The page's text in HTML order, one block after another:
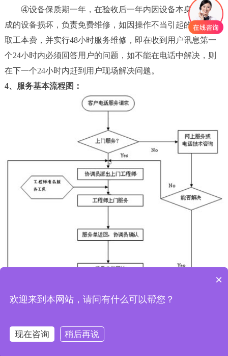
例
客
户
中
心
我
们
④设备保质期一年，在验收后一年内因设备本身质量造
成的设备损坏，负责免费维修，如因操作不当引起的故障收
取工本费，并实行48小时服务维修，即在收到用户讯息第一
个24小时内必须回答用户的问题，如不能在电话中解决，则
在下一个24小时内赶到用户现场解决问题。
4、服务基本流程图：
×
欢迎来到本网站，请问有什么可以帮您？
现在咨询 稍后再说